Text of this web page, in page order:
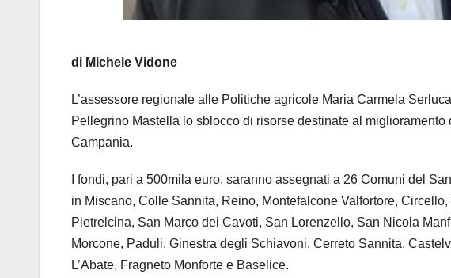
di Michele Vidone
L’assessore regionale alle Politiche agricole Maria Carmela
Pellegrino Mastella lo sblocco di risorse destinate al
Campania.
I fondi, pari a 500mila euro, saranno assegnati a 26 Comuni del
in Miscano, Colle Sannita, Reino, Montefalcone Valfortore,
Pietrelcina, San Marco dei Cavoti, San Lorenzello, San Nicola
Morcone, Paduli, Ginestra degli Schiavoni, Cerreto Sannita,
L’Abate, Fragneto Monforte e Baselice.